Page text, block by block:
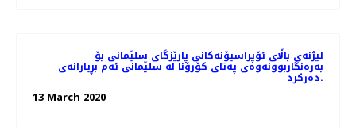
لیژنەی باڵای ئۆپراسیۆنەكانی پارێزگای سلێمانی بۆ
بەرەنگاربوونەوەی پەتای كۆرۆنا لە سلێمانی ئەم بڕیارانەی
دەرکرد.
13 March 2020